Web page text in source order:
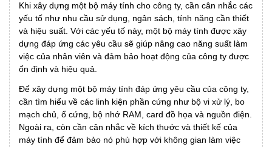
Khi xây dựng một bộ máy tính cho công ty, cần cân nhắc các
yếu tố như nhu cầu sử dụng, ngân sách, tính năng cần thiết
và hiệu suất. Với các yếu tố này, một bộ máy tính được xây
dựng đáp ứng các yêu cầu sẽ giúp nâng cao năng suất làm
việc của nhân viên và đảm bảo hoạt động của công ty được
ổn định và hiệu quả.
Để xây dựng một bộ máy tính đáp ứng yêu cầu của công ty,
cần tìm hiểu về các linh kiện phần cứng như bộ vi xử lý, bo
mạch chủ, ổ cứng, bộ nhớ RAM, card đồ họa và nguồn điện.
Ngoài ra, còn cần cân nhắc về kích thước và thiết kế của
máy tính để đảm bảo nó phù hợp với không gian làm việc